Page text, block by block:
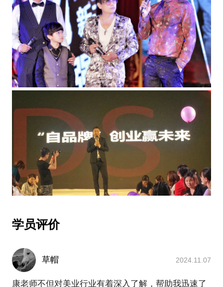
学员评价
草帽 2024.11.07
康老师不但对美业行业有着深入了解，帮助我迅速了